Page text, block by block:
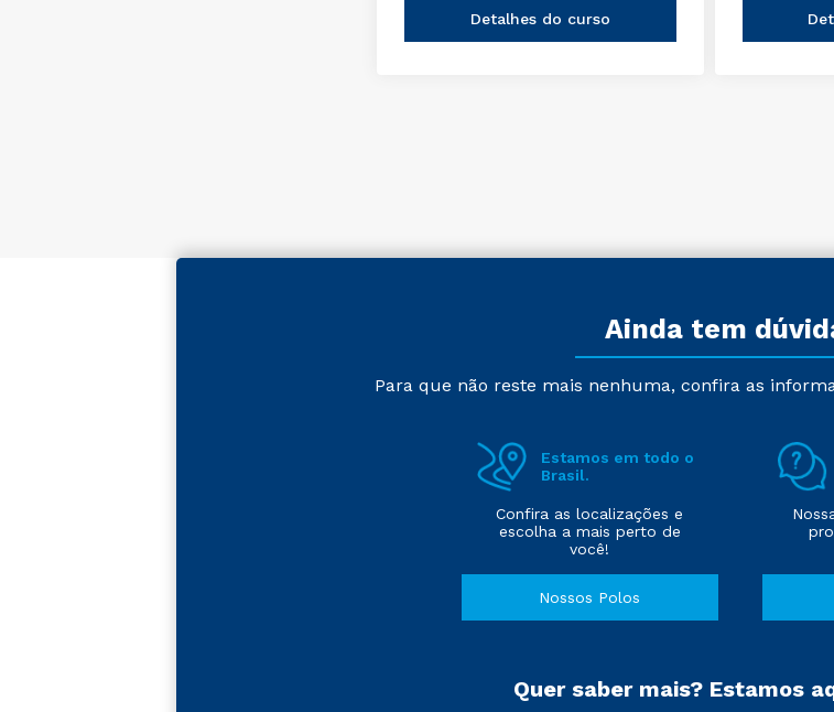
Detalhes do curso
Ainda tem
Para que não reste mais nenhuma, confira as
Estamos em todo o
Brasil.
Confira as localizações e
escolha a mais perto de
você!
Nossos Polos
Quer saber mais? Estamos